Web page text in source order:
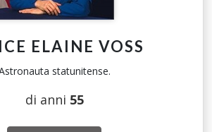
ELAINE VOSS
statunitense.
di anni 55